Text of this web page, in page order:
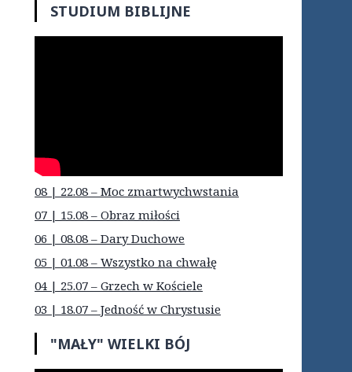
STUDIUM BIBLIJNE
08 | 22.08 – Moc zmartwychwstania
07 | 15.08 – Obraz miłości
06 | 08.08 – Dary Duchowe
05 | 01.08 – Wszystko na chwałę
04 | 25.07 – Grzech w Kościele
03 | 18.07 – Jedność w Chrystusie
"MAŁY" WIELKI BÓJ